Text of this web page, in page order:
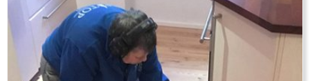
Bearbejdning af gulvet med knive med en gulvhøvl